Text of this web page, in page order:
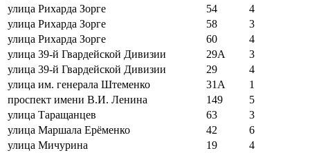
улица Рихарда Зорге
54
4
улица Рихарда Зорге
58
3
улица Рихарда Зорге
60
4
улица 39-й Гвардейской Дивизии
29А
3
улица 39-й Гвардейской Дивизии
29
4
улица им. генерала Штеменко
31А
1
проспект имени В.И. Ленина
149
5
улица Таращанцев
63
3
улица Маршала Ерёменко
42
6
улица Мичурина
19
4